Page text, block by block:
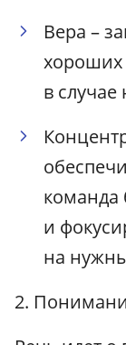
Вера –
хороших
в случае
команда
и
на
2.